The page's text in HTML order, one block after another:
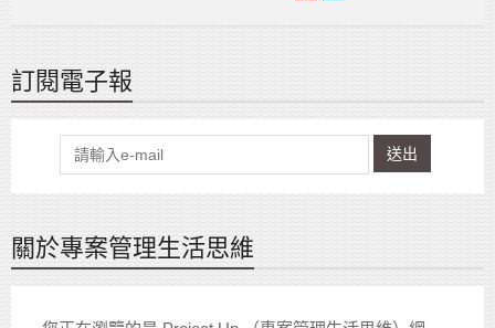
訂閱電子報
送出
關於專案管理生活思維